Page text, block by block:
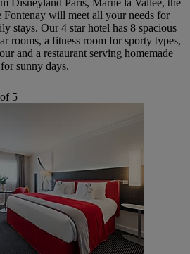
Disneyland Paris, Marne la Vallee, the
Fontenay will meet all your needs for
stays. Our 4 star hotel has 8 spacious
rooms, a fitness room for sporty types,
and a restaurant serving homemade
sunny days.
5